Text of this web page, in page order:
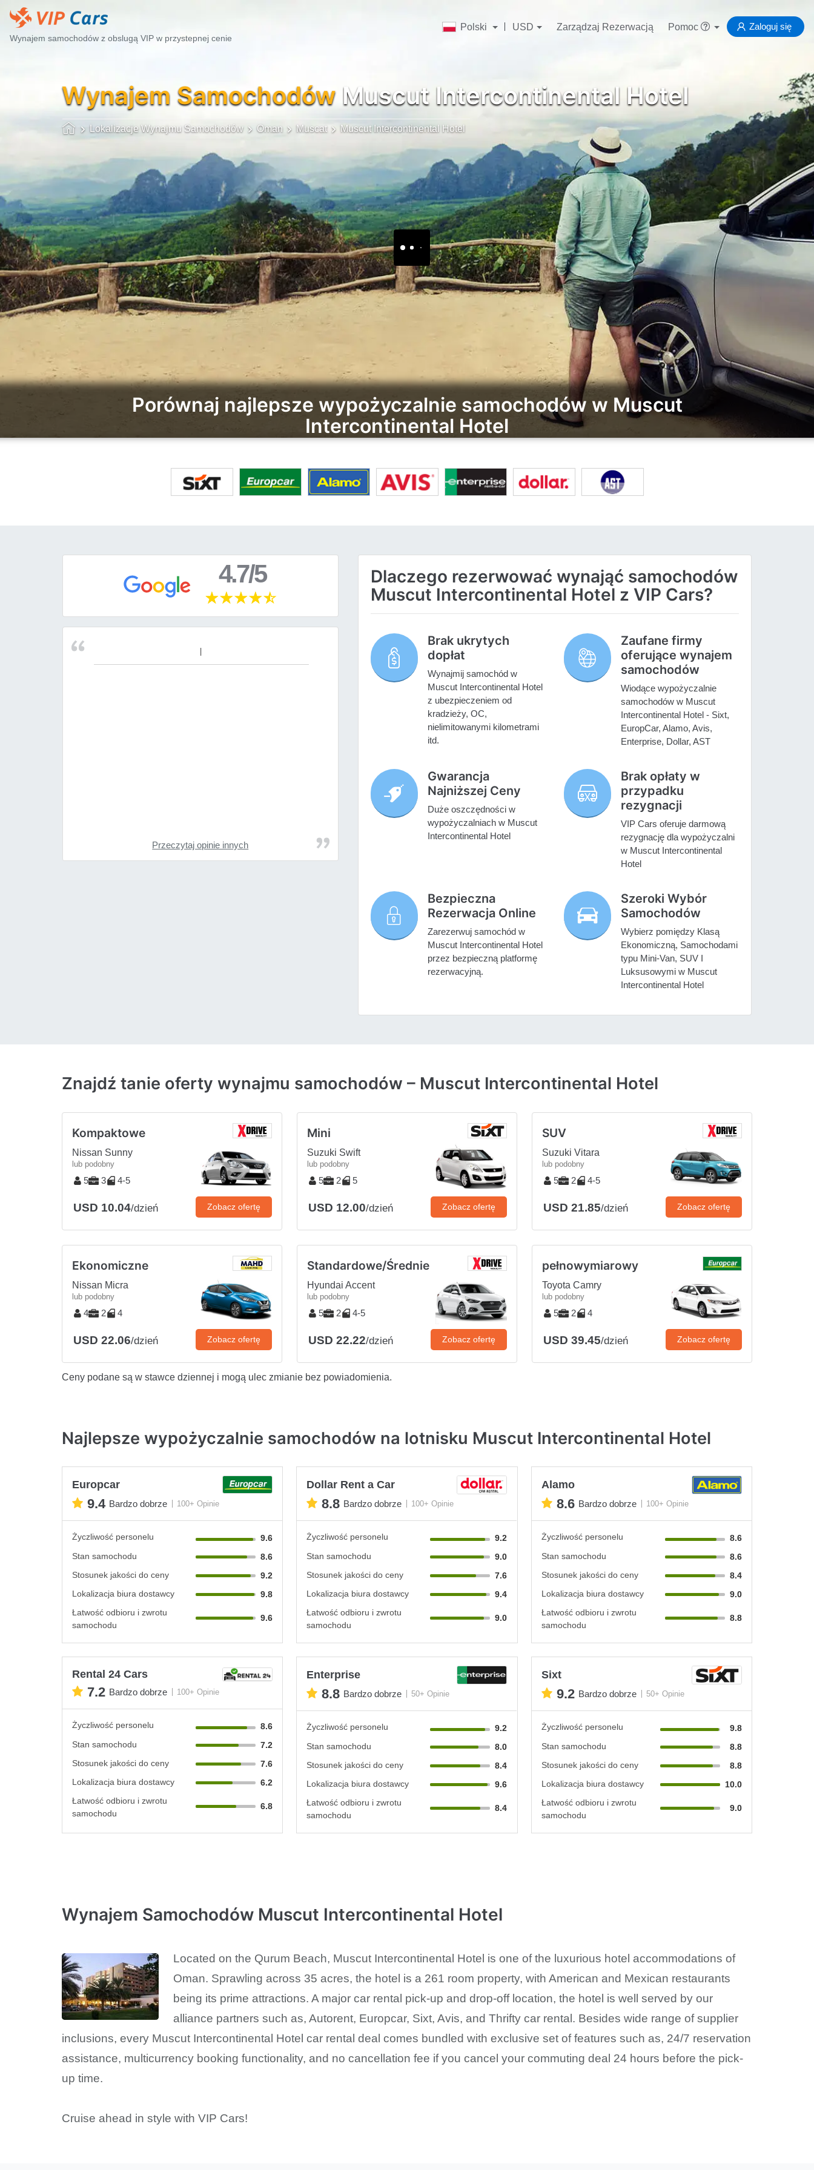
Wynajem samochodów z obslugą VIP w przystepnej cenie
Polski USD Zarządzaj Rezerwacją Pomoc Zaloguj się
Wynajem Samochodów Muscut Intercontinental Hotel
Lokalizacje Wynajmu Samochodów Oman Muscat Muscut Intercontinental Hotel
Porównaj najlepsze wypożyczalnie samochodów w Muscut
Intercontinental Hotel
4.7/5
Przeczytaj opinie innych
Dlaczego rezerwować wynająć samochodów
Muscut Intercontinental Hotel z VIP Cars?
Brak ukrytych
dopłat
Wynajmij samochód w
Muscut Intercontinental Hotel
z ubezpieczeniem od
kradzieży, OC,
nielimitowanymi kilometrami
itd.
Zaufane firmy
oferujące wynajem
samochodów
Wiodące wypożyczalnie
samochodów w Muscut
Intercontinental Hotel - Sixt,
EuropCar, Alamo, Avis,
Enterprise, Dollar, AST
Gwarancja
Najniższej Ceny
Duże oszczędności w
wypożyczalniach w Muscut
Intercontinental Hotel
Brak opłaty w
przypadku
rezygnacji
VIP Cars oferuje darmową
rezygnację dla wypożyczalni
w Muscut Intercontinental
Hotel
Bezpieczna
Rezerwacja Online
Zarezerwuj samochód w
Muscut Intercontinental Hotel
przez bezpieczną platformę
rezerwacyjną.
Szeroki Wybór
Samochodów
Wybierz pomiędzy Klasą
Ekonomiczną, Samochodami
typu Mini-Van, SUV I
Luksusowymi w Muscut
Intercontinental Hotel
Znajdź tanie oferty wynajmu samochodów – Muscut Intercontinental Hotel
Kompaktowe
Nissan Sunny
lub podobny
5 3 4-5
USD 10.04/dzień Zobacz ofertę
Mini
Suzuki Swift
lub podobny
5 2 5
USD 12.00/dzień Zobacz ofertę
SUV
Suzuki Vitara
lub podobny
5 2 4-5
USD 21.85/dzień Zobacz ofertę
Ekonomiczne
Nissan Micra
lub podobny
4 2 4
USD 22.06/dzień Zobacz ofertę
Standardowe/Średnie
Hyundai Accent
lub podobny
5 2 4-5
USD 22.22/dzień Zobacz ofertę
pełnowymiarowy
Toyota Camry
lub podobny
5 2 4
USD 39.45/dzień Zobacz ofertę
Ceny podane są w stawce dziennej i mogą ulec zmianie bez powiadomienia.
Najlepsze wypożyczalnie samochodów na lotnisku Muscut Intercontinental Hotel
Europcar
9.4 Bardzo dobrze 100+ Opinie
Życzliwość personelu
9.6
Stan samochodu
8.6
Stosunek jakości do ceny
9.2
Lokalizacja biura dostawcy
9.8
Łatwość odbioru i zwrotu
samochodu
9.6
Dollar Rent a Car
8.8 Bardzo dobrze 100+ Opinie
Życzliwość personelu
9.2
Stan samochodu
9.0
Stosunek jakości do ceny
7.6
Lokalizacja biura dostawcy
9.4
Łatwość odbioru i zwrotu
samochodu
9.0
Alamo
8.6 Bardzo dobrze 100+ Opinie
Życzliwość personelu
8.6
Stan samochodu
8.6
Stosunek jakości do ceny
8.4
Lokalizacja biura dostawcy
9.0
Łatwość odbioru i zwrotu
samochodu
8.8
Rental 24 Cars
7.2 Bardzo dobrze 100+ Opinie
Życzliwość personelu
8.6
Stan samochodu
7.2
Stosunek jakości do ceny
7.6
Lokalizacja biura dostawcy
6.2
Łatwość odbioru i zwrotu
samochodu
6.8
Enterprise
8.8 Bardzo dobrze 50+ Opinie
Życzliwość personelu
9.2
Stan samochodu
8.0
Stosunek jakości do ceny
8.4
Lokalizacja biura dostawcy
9.6
Łatwość odbioru i zwrotu
samochodu
8.4
Sixt
9.2 Bardzo dobrze 50+ Opinie
Życzliwość personelu
9.8
Stan samochodu
8.8
Stosunek jakości do ceny
8.8
Lokalizacja biura dostawcy
10.0
Łatwość odbioru i zwrotu
samochodu
9.0
Wynajem Samochodów Muscut Intercontinental Hotel
Located on the Qurum Beach, Muscut Intercontinental Hotel is one of the luxurious hotel accommodations of
Oman. Sprawling across 35 acres, the hotel is a 261 room property, with American and Mexican restaurants
being its prime attractions. A major car rental pick-up and drop-off location, the hotel is well served by our
alliance partners such as, Autorent, Europcar, Sixt, Avis, and Thrifty car rental. Besides wide range of supplier
inclusions, every Muscut Intercontinental Hotel car rental deal comes bundled with exclusive set of features such as, 24/7 reservation
assistance, multicurrency booking functionality, and no cancellation fee if you cancel your commuting deal 24 hours before the pick-
up time.
Cruise ahead in style with VIP Cars!